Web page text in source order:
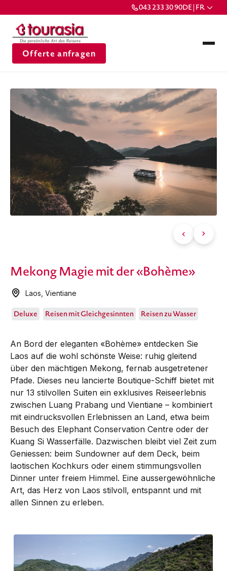
043 233 30 90DE | FR
Offerte anfragen
Mekong Magie mit der «Bohème»
Laos ,Vientiane
Deluxe Reisen mit Gleichgesinnten Reisen zu Wasser
An Bord der eleganten «Bohème» entdecken Sie
Laos auf die wohl schönste Weise: ruhig gleitend
über den mächtigen Mekong, fernab ausgetretener
Pfade. Dieses neu lancierte Boutique-Schiff bietet mit
nur 13 stilvollen Suiten ein exklusives Reiseerlebnis
zwischen Luang Prabang und Vientiane – kombiniert
mit eindrucksvollen Erlebnissen an Land, etwa beim
Besuch des Elephant Conservation Centre oder der
Kuang Si Wasserfälle. Dazwischen bleibt viel Zeit zum
Geniessen: beim Sundowner auf dem Deck, beim
laotischen Kochkurs oder einem stimmungsvollen
Dinner unter freiem Himmel. Eine aussergewöhnliche
Art, das Herz von Laos stilvoll, entspannt und mit
allen Sinnen zu erleben.